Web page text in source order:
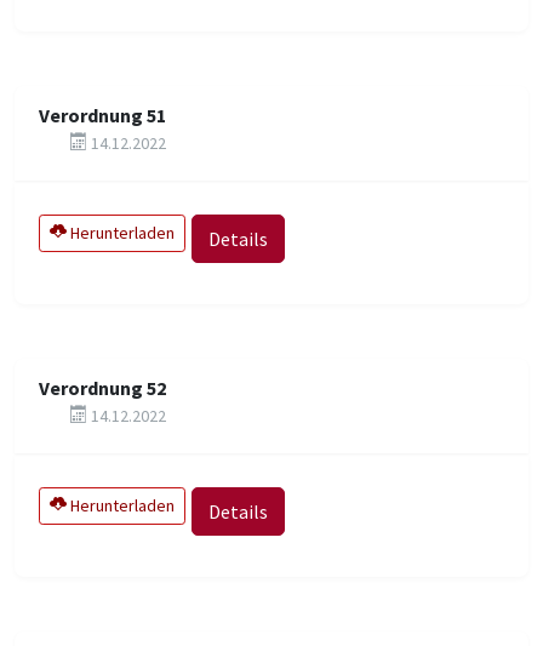
Verordnung 51
14.12.2022
Herunterladen Details
Verordnung 52
14.12.2022
Herunterladen Details